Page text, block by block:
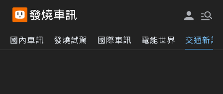
國內車訊 發燒試駕 國際車訊 電能世界 交通新訊